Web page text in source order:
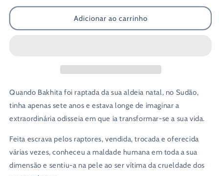
Santa
Santa
Bakhita
Adicionar ao carrinho
Quando Bakhita foi raptada da sua aldeia natal, no Sudão,
tinha apenas sete anos e estava longe de imaginar a
extraordinária odisseia em que ia transformar-se a sua vida.
Feita escrava pelos raptores, vendida, trocada e oferecida
várias vezes, conheceu a maldade humana em toda a sua
dimensão e sentiu-a na pele ao ser vítima da crueldade dos